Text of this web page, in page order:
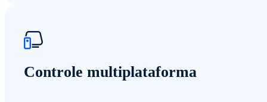
Controle multiplataforma